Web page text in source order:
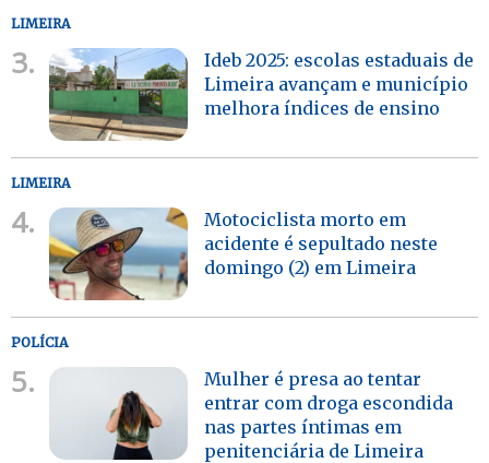
LIMEIRA
3.
Ideb 2025: escolas estaduais de
Limeira avançam e município
melhora índices de ensino
LIMEIRA
4.
Motociclista morto em
acidente é sepultado neste
domingo (2) em Limeira
POLÍCIA
5.
Mulher é presa ao tentar
entrar com droga escondida
nas partes íntimas em
penitenciária de Limeira